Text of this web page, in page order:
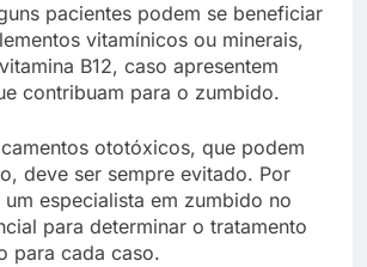
pacientes podem se beneficiar
vitamínicos ou minerais,
B12, caso apresentem
contribuam para o zumbido.
ototóxicos, que podem
deve ser sempre evitado. Por
especialista em zumbido no
para determinar o tratamento
para cada caso.